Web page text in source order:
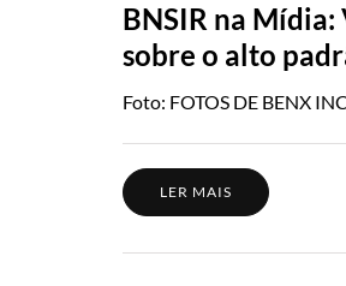
BNSIR na
sobre o alto
Foto: FOTOS DE BENX
LER MAIS